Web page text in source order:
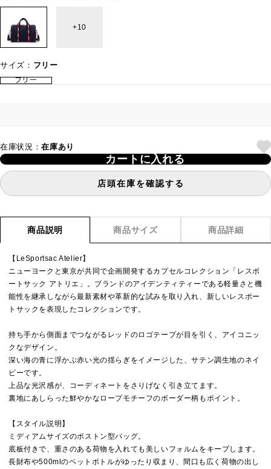
10
サイズ： フリー
フリー
在庫状況：在庫あり
カートに入れる
店頭在庫を確認する
商品説明 商品サイズ 商品詳細
【LeSportsac Atelier】
ニューヨークと東京が共同で企画開発するカプセルコレクション「レスポ
ートサック アトリエ」。ブランドのアイデンティティーである軽量さと機
能性を継承しながら最新素材や革新的な試みを取り入れ、新しいレスポー
トサックを表現したコレクションです。
持ち手から側面までつながるレッドのロゴテープが目を引く、アイコニッ
クなデザイン。
深い海の青に浮かぶ赤い光の揺らぎをイメージした、サテン調生地のネイ
ビーです。
上品な光沢感が、コーディネートをさりげなく引き立てます。
裏地にあしらった鮮やかなロープモチーフのボーダー柄もポイント。
【スタイル説明】
ミディアムサイズのボストン型バッグ。
底板付きで、重さのある荷物を入れても美しいフォルムをキープします。
長財布や500mlのペットボトルがゆったり収まり、間口も広く荷物の出し